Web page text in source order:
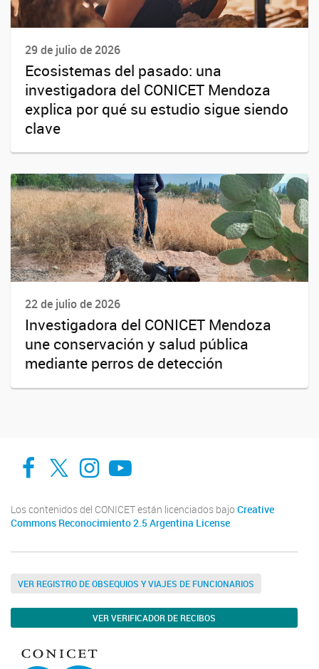
29 de julio de 2026
Ecosistemas del pasado: una
investigadora del CONICET Mendoza
explica por qué su estudio sigue siendo
clave
22 de julio de 2026
Investigadora del CONICET Mendoza
une conservación y salud pública
mediante perros de detección
Facebook
Twitter
Instagram
Youtube
Los contenidos del CONICET están licenciados bajo Creative
Commons Reconocimiento 2.5 Argentina License
VER REGISTRO DE OBSEQUIOS Y VIAJES DE FUNCIONARIOS
VER VERIFICADOR DE RECIBOS